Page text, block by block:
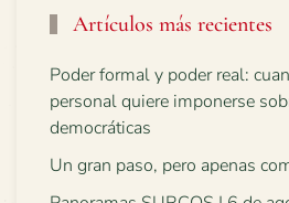
Artículos más recientes
Poder formal y poder real:
personal quiere imponerse
democráticas
Un gran paso, pero apenas